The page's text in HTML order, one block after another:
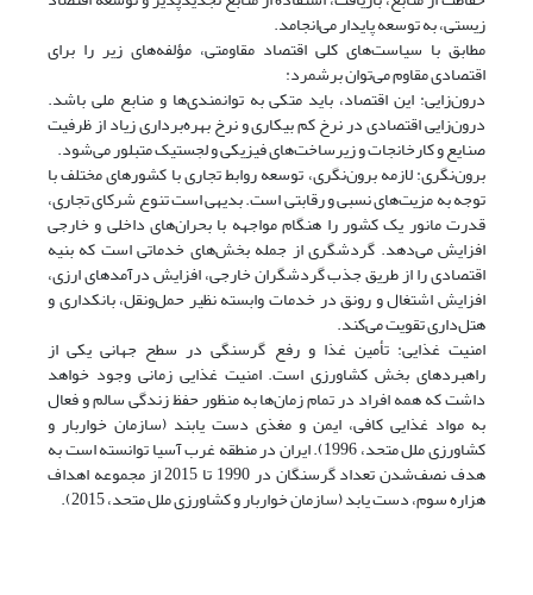
زیستی، به توسعه پایدار می‌انجامد.
مطابق با سیاست‌های کلی اقتصاد مقاومتی، مؤلفه‌های زیر را برای
اقتصادی مقاوم می‌توان برشمرد:
درون‌زایی: این اقتصاد، باید متکی به توانمندی‌ها و منابع ملی باشد.
درون‌زایی اقتصادی در نرخ کم بیکاری و نرخ بهره‌برداری زیاد از ظرفیت
صنایع و کارخانجات و زیرساخت‌های فیزیکی و لجستیک متبلور می‌شود.
برون‌نگری: لازمه برون‌نگری، توسعه روابط تجاری با کشورهای مختلف با
توجه به مزیت‌های نسبی و رقابتی است. بدیهی است تنوع شرکای تجاری،
قدرت مانور یک کشور را هنگام مواجهه با بحران‌های داخلی و خارجی
افزایش می‌دهد. گردشگری از جمله بخش‌های خدماتی است که بنیه
اقتصادی را از طریق جذب گردشگران خارجی، افزایش درآمدهای ارزی،
افزایش اشتغال و رونق در خدمات وابسته نظیر حمل‌و‌نقل، بانکداری و
هتل‌داری تقویت می‌کند.
امنیت غذایی: تأمین غذا و رفع گرسنگی در سطح جهانی یکی از
راهبردهای بخش کشاورزی است. امنیت غذایی زمانی وجود خواهد
داشت که همه افراد در تمام زمان‌ها به منظور حفظ زندگی سالم و فعال
به مواد غذایی کافی، ایمن و مغذی دست یابند (سازمان خواربار و
کشاورزی ملل متحد، 1996). ایران در منطقه غرب آسیا توانسته است به
هدف نصف‌شدن تعداد گرسنگان در 1990 تا 2015 از مجموعه اهداف
هزاره سوم، دست یابد (سازمان خواربار و کشاورزی ملل متحد، 2015).